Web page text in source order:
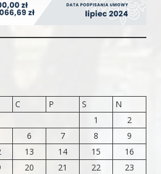
C P S
N
1
2
6 7 8
9
13 14 15
16
20 21 22
23